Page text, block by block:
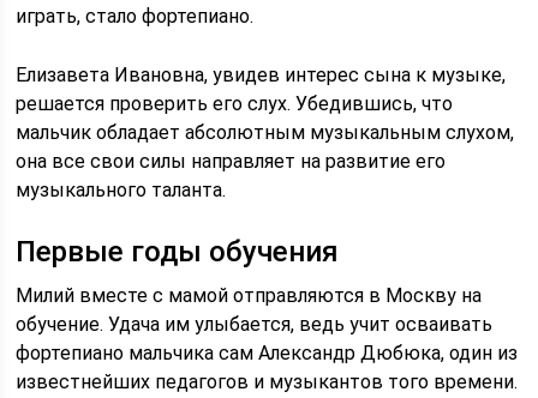
играть, стало фортепиано.
Елизавета Ивановна, увидев интерес сына к музыке,
решается проверить его слух. Убедившись, что
мальчик обладает абсолютным музыкальным слухом,
она все свои силы направляет на развитие его
музыкального таланта.
Первые годы обучения
Милий вместе с мамой отправляются в Москву на
обучение. Удача им улыбается, ведь учит осваивать
фортепиано мальчика сам Александр Дюбюка, один из
известнейших педагогов и музыкантов того времени.